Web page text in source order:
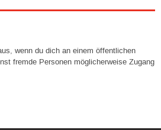
wenn du dich an einem öffentlichen
fremde Personen möglicherweise Zugang